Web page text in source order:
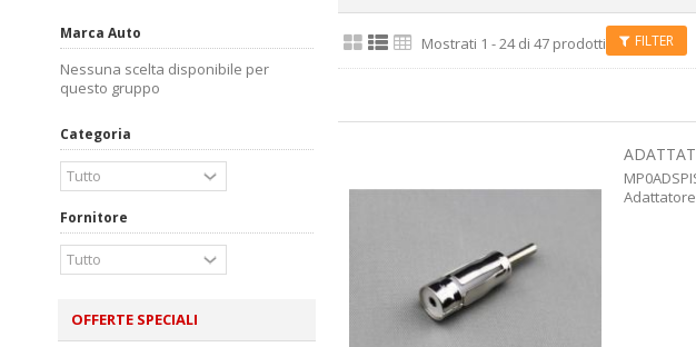
Mostrati 1 - 24 di 47 prodotti FILTER
Marca Auto
Nessuna scelta disponibile per
questo gruppo
Categoria
Fornitore
OFFERTE SPECIALI